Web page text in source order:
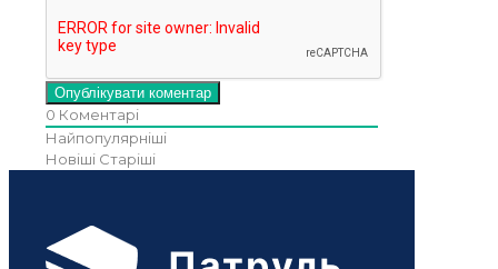
0 Коментарі
Найпопулярніші
Новіші Старіші